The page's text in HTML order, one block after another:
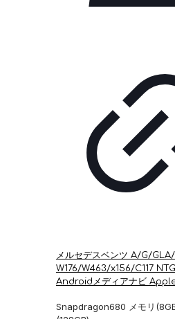
メルセデスベンツ A/G/
W176/W463/x156/C117
Androidメディアナビ
Snapdragon680 メモリ